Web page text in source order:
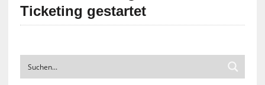
Ticketing gestartet